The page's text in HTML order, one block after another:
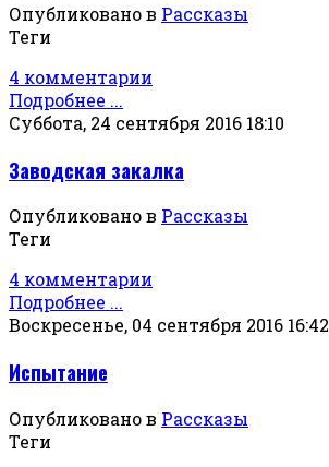
Опубликовано в Рассказы
Теги
4 комментарии
Подробнее ...
Суббота, 24 сентября 2016 18:10
Заводская закалка
Опубликовано в Рассказы
Теги
4 комментарии
Подробнее ...
Воскресенье, 04 сентября 2016 16:42
Испытание
Опубликовано в Рассказы
Теги